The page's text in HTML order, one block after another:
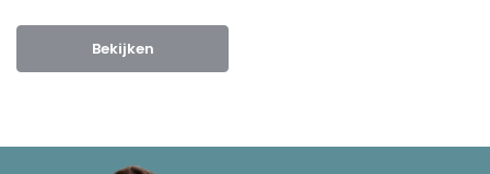
Bekijken